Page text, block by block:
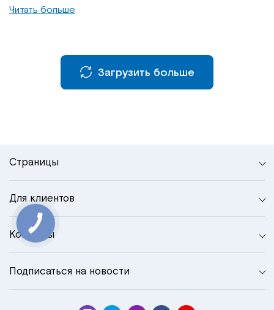
Читать больше
Загрузить больше
Страницы
Для клиентов
Контакты
Подписаться на новости